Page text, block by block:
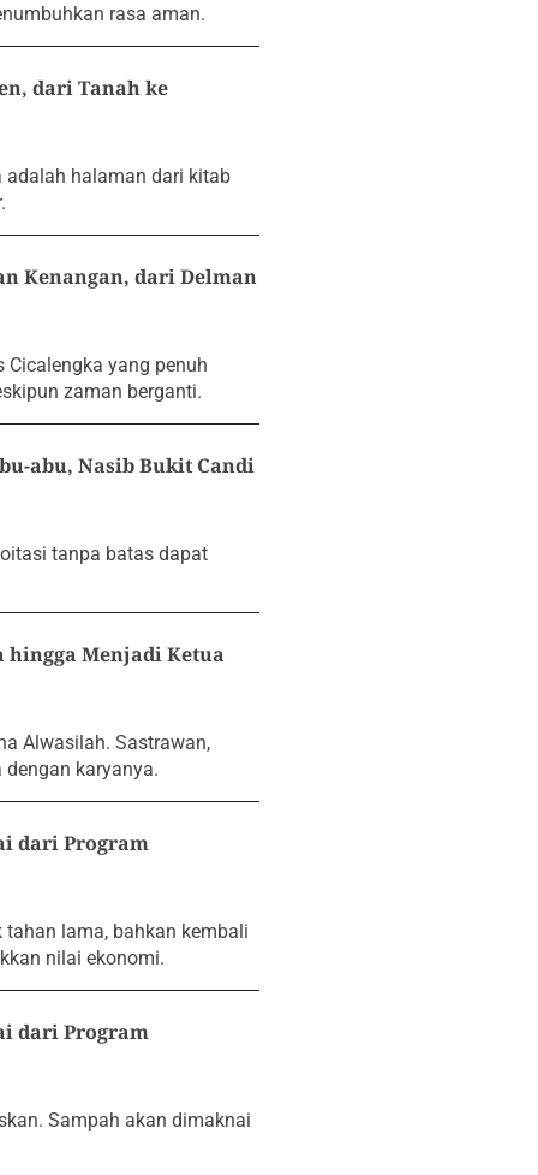
rasa aman.
dari Tanah ke
adalah halaman dari kitab
Kenangan, dari Delman
yang penuh
zaman berganti.
abu, Nasib Bukit Candi
tanpa batas dapat
hingga Menjadi Ketua
Alwasilah. Sastrawan,
karyanya.
dari Program
lama, bahkan kembali
nilai ekonomi.
dari Program
Sampah akan dimaknai